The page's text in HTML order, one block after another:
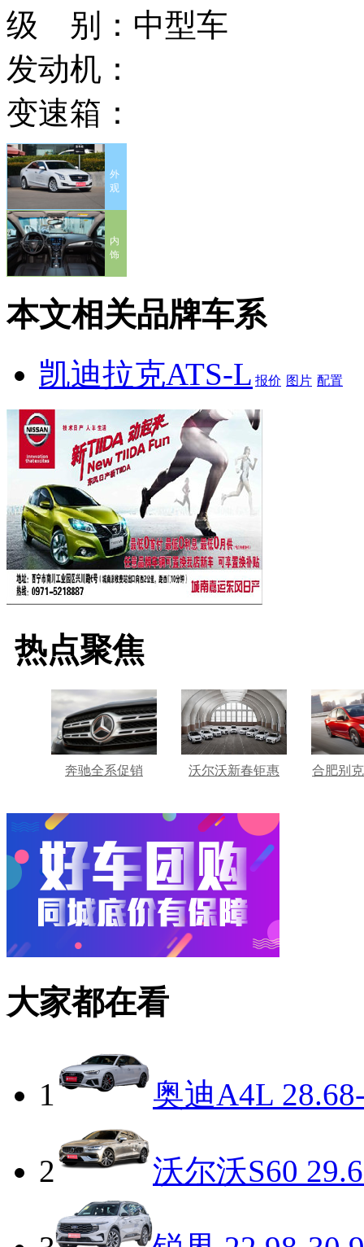
级 别： 中型车
发动机：
变速箱：
外
观
内
饰
本文相关品牌车系
凯迪拉克ATS-L 报价 图片 配置
热点聚焦
奔驰全系促销 沃尔沃新春钜惠 合肥别
大家都在看
1 奥迪A4L
2 沃尔沃S60